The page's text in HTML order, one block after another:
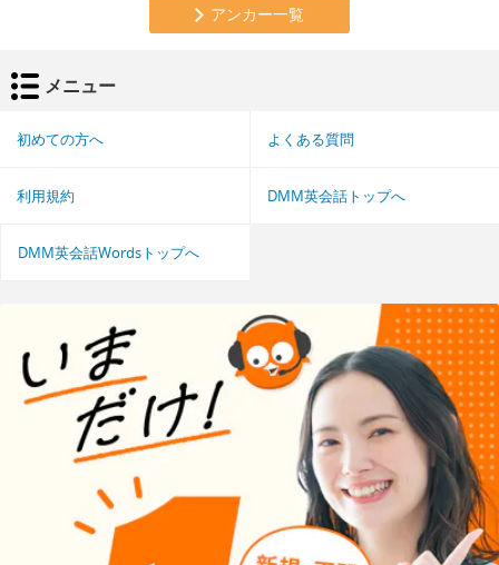
アンカー一覧
メニュー
初めての方へ よくある質問
利用規約 DMM英会話トップへ
DMM英会話Wordsトップへ